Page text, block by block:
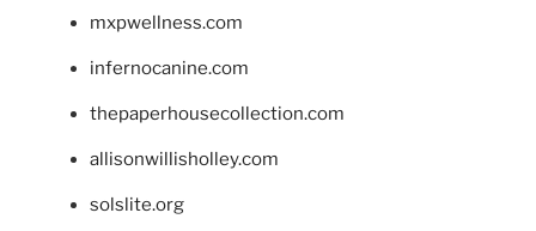
mxpwellness.com
infernocanine.com
thepaperhousecollection.com
allisonwillisholley.com
solslite.org